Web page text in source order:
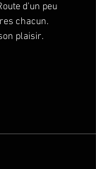
d'un peu
chacun.
plaisir.